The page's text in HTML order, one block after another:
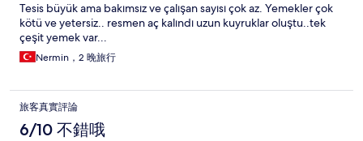
Tesis büyük ama bakımsız ve çalışan sayısı çok az. Yemekler çok
kötü ve yetersiz.. resmen aç kalındı uzun kuyruklar oluştu..tek
çeşit yemek var...
Nermin，2 晚旅行
旅客真實評論
6/10 不錯哦